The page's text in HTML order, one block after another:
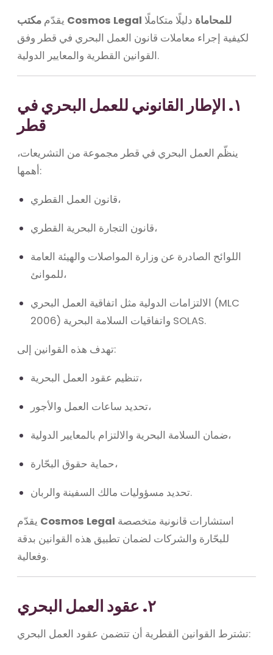
يقدّم مكتب Cosmos Legal للمحاماة دليلًا متكاملًا
لكيفية إجراء معاملات قانون العمل البحري في قطر وفق
القوانين القطرية والمعايير الدولية.
١. الإطار القانوني للعمل البحري في
قطر
ينظّم العمل البحري في قطر مجموعة من التشريعات،
أهمها:
قانون العمل القطري،
قانون التجارة البحرية القطري،
اللوائح الصادرة عن وزارة المواصلات والهيئة العامة
للموانئ،
الالتزامات الدولية مثل اتفاقية العمل البحري (MLC
2006) واتفاقيات السلامة البحرية SOLAS.
تهدف هذه القوانين إلى:
تنظيم عقود العمل البحرية،
تحديد ساعات العمل والأجور،
ضمان السلامة البحرية والالتزام بالمعايير الدولية،
حماية حقوق البحّارة،
تحديد مسؤوليات مالك السفينة والربان.
Cosmos Legal
للبحّارة والشركات لضمان تطبيق هذه القوانين بدقة
وفعالية.
٢. عقود العمل البحري
تشترط القوانين القطرية أن تتضمن عقود العمل البحري: